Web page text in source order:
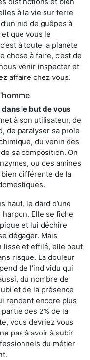
à la vie sur terre
nid de guêpes à
et que vous le
à toute la planète
chose à faire, c’est de
venir inspecter et
affaire chez vous.
dans le but de vous
à son utilisateur, de
de paralyser sa proie
du venin des
sa composition. On
ou des amines
différente de la
haut, le dard d’une
Elle se fiche
et lui déchire
dégager. Mais
lisse et effilé, elle peut
risque. La douleur
de l’individu qui
du nombre de
et de la présence
rendent encore plus
des 2% de la
vous devriez vous
pas à avoir à subir
du métier